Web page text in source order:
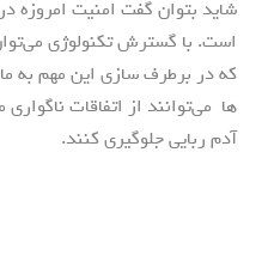
شاید بتوان گفت امنیت امروزه
است. با گسترش تکنولوژی
که در برطرف سازی این مهم به
ها می‌توانند از اتفاقات
آدم ربایی جلوگیری کنند.